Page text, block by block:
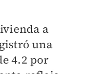
a
una
4.2 por